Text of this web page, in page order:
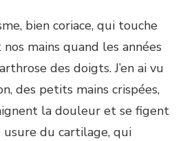
bien coriace, qui touche
mains quand les années
des doigts. J’en ai vu
des petits mains crispées,
la douleur et se figent
du cartilage, qui